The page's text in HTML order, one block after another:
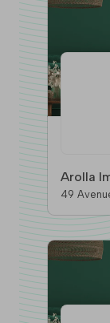
Arolla
49 Avenue de la